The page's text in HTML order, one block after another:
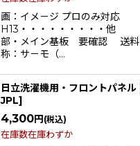
画：イメ－ジ プロのみ対応
H13・・・・・・・・
部・メイン基板 要確認 送料
称：サ－モ（…
日立洗濯機用・フロントパネル
JPL]
4,300円 (税込)
在庫数在庫わずか